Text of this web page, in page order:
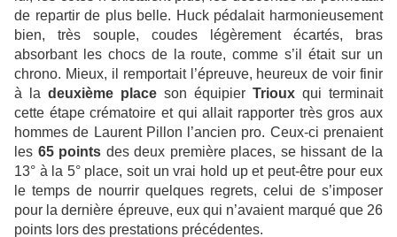
de repartir de plus belle. Huck pédalait harmonieusement
bien, très souple, coudes légèrement écartés, bras
absorbant les chocs de la route, comme s’il était sur un
chrono. Mieux, il remportait l’épreuve, heureux de voir finir
à la deuxième place son équipier Trioux qui terminait
cette étape crématoire et qui allait rapporter très gros aux
hommes de Laurent Pillon l’ancien pro. Ceux-ci prenaient
les 65 points des deux première places, se hissant de la
13° à la 5° place, soit un vrai hold up et peut-être pour eux
le temps de nourrir quelques regrets, celui de s’imposer
pour la dernière épreuve, eux qui n’avaient marqué que 26
points lors des prestations précédentes.